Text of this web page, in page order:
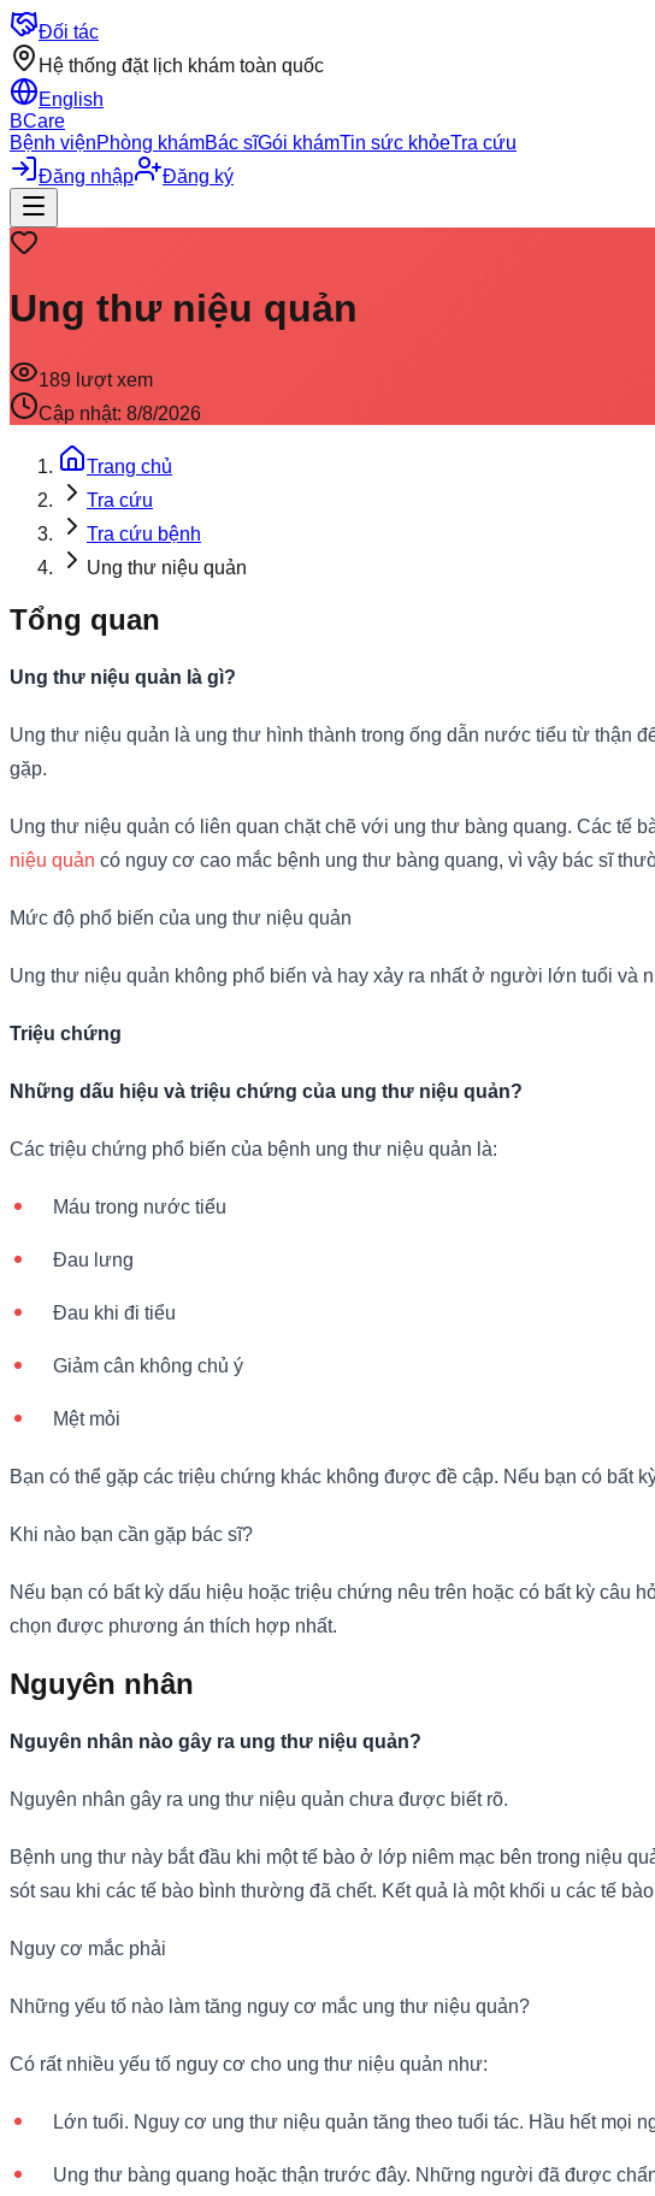
Đối tác
Hệ thống đặt lịch khám toàn quốc
English
BCare
Bệnh việnPhòng khámBác sĩGói khámTin sức khỏeTra cứu
Đăng nhập
Đăng ký
Ung thư niệu quản
189 lượt xem
Cập nhật: 8/8/2026
Trang chủ
Tra cứu
Tra cứu bệnh
Ung thư niệu quản
Tổng quan
Ung thư niệu quản là gì?
Ung thư niệu quản là ung thư hình thành trong ống dẫn nước tiểu từ thận
gặp.
Ung thư niệu quản có liên quan chặt chẽ với ung thư bàng quang. Các tế
niệu quản có nguy cơ cao mắc bệnh ung thư bàng quang, vì vậy bác sĩ
Mức độ phổ biến của ung thư niệu quản
Ung thư niệu quản không phổ biến và hay xảy ra nhất ở người lớn tuổi
Triệu chứng
Những dấu hiệu và triệu chứng của ung thư niệu quản?
Các triệu chứng phổ biến của bệnh ung thư niệu quản là:
Máu trong nước tiểu
Đau lưng
Đau khi đi tiểu
Giảm cân không chủ ý
Mệt mỏi
Bạn có thể gặp các triệu chứng khác không được đề cập. Nếu bạn có bất
Khi nào bạn cần gặp bác sĩ?
Nếu bạn có bất kỳ dấu hiệu hoặc triệu chứng nêu trên hoặc có bất kỳ câu
chọn được phương án thích hợp nhất.
Nguyên nhân
Nguyên nhân nào gây ra ung thư niệu quản?
Nguyên nhân gây ra ung thư niệu quản chưa được biết rõ.
Bệnh ung thư này bắt đầu khi một tế bào ở lớp niêm mạc bên trong niệu
sót sau khi các tế bào bình thường đã chết. Kết quả là một khối u các tế
Nguy cơ mắc phải
Những yếu tố nào làm tăng nguy cơ mắc ung thư niệu quản?
Có rất nhiều yếu tố nguy cơ cho ung thư niệu quản như:
Lớn tuổi. Nguy cơ ung thư niệu quản tăng theo tuổi tác. Hầu hết mọi
Ung thư bàng quang hoặc thận trước đây. Những người đã được